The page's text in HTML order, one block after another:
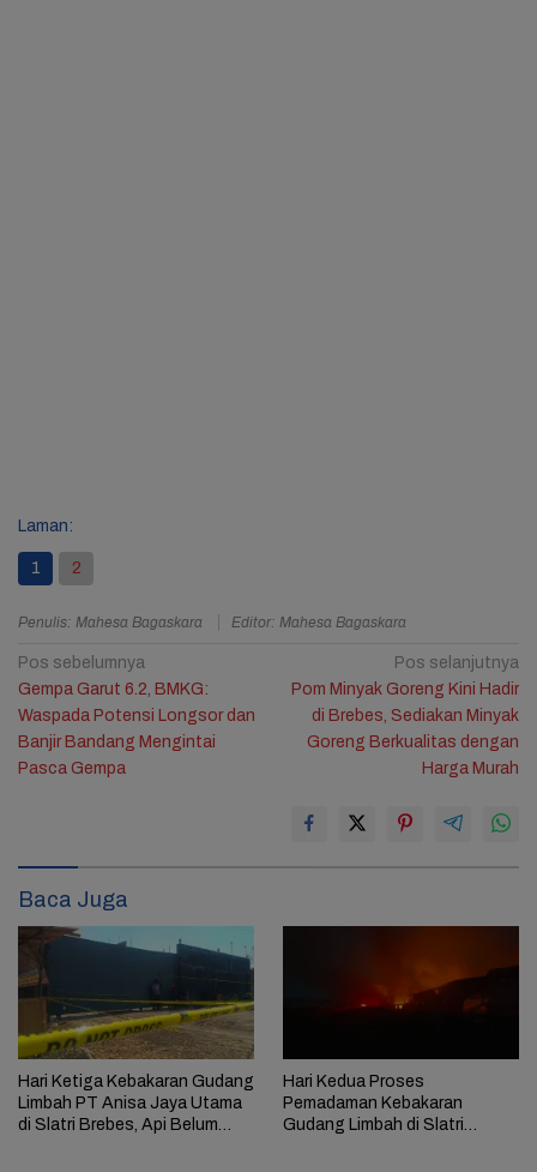
Laman:
1 2
Penulis: Mahesa Bagaskara Editor: Mahesa Bagaskara
Navigasi
pos
Pos sebelumnya
Gempa Garut 6.2, BMKG:
Waspada Potensi Longsor dan
Banjir Bandang Mengintai
Pasca Gempa
Pos selanjutnya
Pom Minyak Goreng Kini Hadir
di Brebes, Sediakan Minyak
Goreng Berkualitas dengan
Harga Murah
Baca Juga
Hari Ketiga Kebakaran Gudang
Limbah PT Anisa Jaya Utama
di Slatri Brebes, Api Belum
Hari Kedua Proses
Pemadaman Kebakaran
Gudang Limbah di Slatri